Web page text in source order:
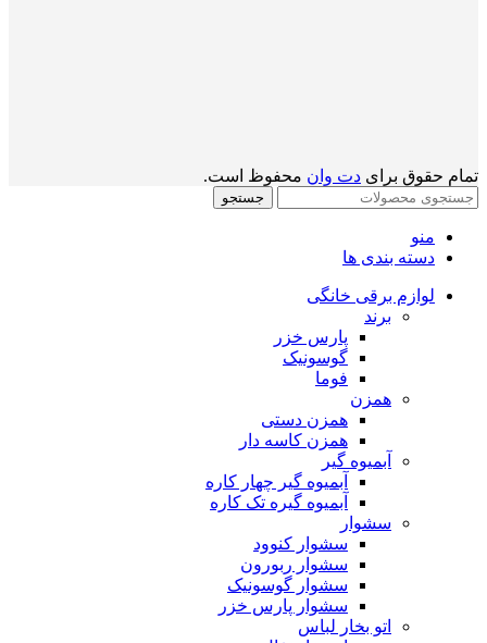
تمام حقوق برای دت وان محفوظ است.
جستجو
منو
دسته بندی ها
لوازم برقی خانگی
برند
پارس خزر
گوسونیک
فوما
همزن
همزن دستی
همزن کاسه دار
آبمیوه گیر
آبمیوه گیر چهار کاره
آبمیوه گیره تک کاره
سشوار
سشوار کنوود
سشوار ربورون
سشوار گوسونیک
سشوار پارس خزر
اتو بخار لباس